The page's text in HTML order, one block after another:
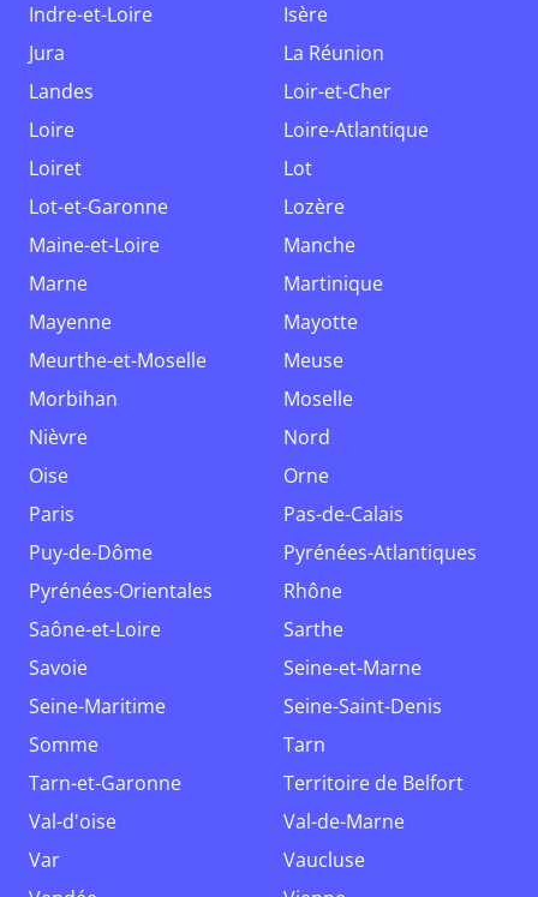
Indre-et-Loire
Isère
Jura
La Réunion
Landes
Loir-et-Cher
Loire
Loire-Atlantique
Loiret
Lot
Lot-et-Garonne
Lozère
Maine-et-Loire
Manche
Marne
Martinique
Mayenne
Mayotte
Meurthe-et-Moselle
Meuse
Morbihan
Moselle
Nièvre
Nord
Oise
Orne
Paris
Pas-de-Calais
Puy-de-Dôme
Pyrénées-Atlantiques
Pyrénées-Orientales
Rhône
Saône-et-Loire
Sarthe
Savoie
Seine-et-Marne
Seine-Maritime
Seine-Saint-Denis
Somme
Tarn
Tarn-et-Garonne
Territoire de Belfort
Val-d'oise
Val-de-Marne
Var
Vaucluse